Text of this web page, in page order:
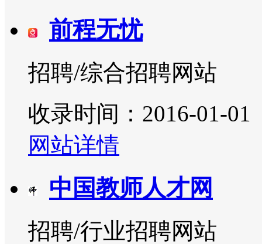
前程无忧
招聘/综合招聘网站
收录时间：2016-01-01
网站详情
中国教师人才网
招聘/行业招聘网站